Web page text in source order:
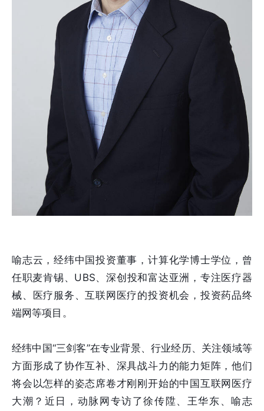
喻志云，经纬中国投资董事，计算化学博士学位，曾
任职麦肯锡、UBS、深创投和富达亚洲，专注医疗器
械、医疗服务、互联网医疗的投资机会，投资药品终
端网等项目。
经纬中国“三剑客”在专业背景、行业经历、关注领域等
方面形成了协作互补、深具战斗力的能力矩阵，他们
将会以怎样的姿态席卷才刚刚开始的中国互联网医疗
大潮？近日，动脉网专访了徐传陞、王华东、喻志